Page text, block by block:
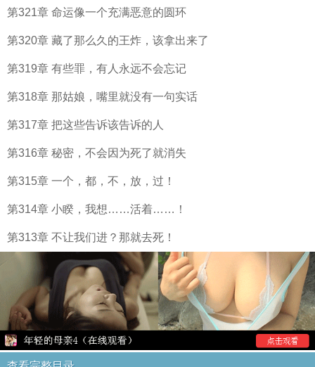
第321章 命运像一个充满恶意的圆环
第320章 藏了那么久的王炸，该拿出来了
第319章 有些罪，有人永远不会忘记
第318章 那姑娘，嘴里就没有一句实话
第317章 把这些告诉该告诉的人
第316章 秘密，不会因为死了就消失
第315章 一个，都，不，放，过！
第314章 小睽，我想……活着……！
第313章 不让我们进？那就去死！